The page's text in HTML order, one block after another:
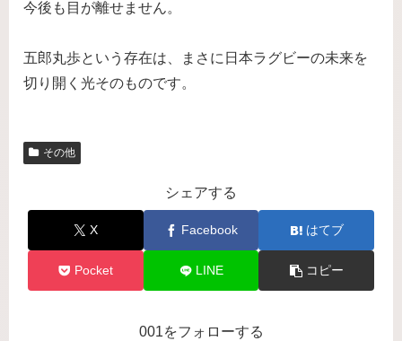
今後も目が離せません。
五郎丸歩という存在は、まさに日本ラグビーの未来を
切り開く光そのものです。
その他
シェアする
X Facebook はてブ
Pocket LINE コピー
001をフォローする